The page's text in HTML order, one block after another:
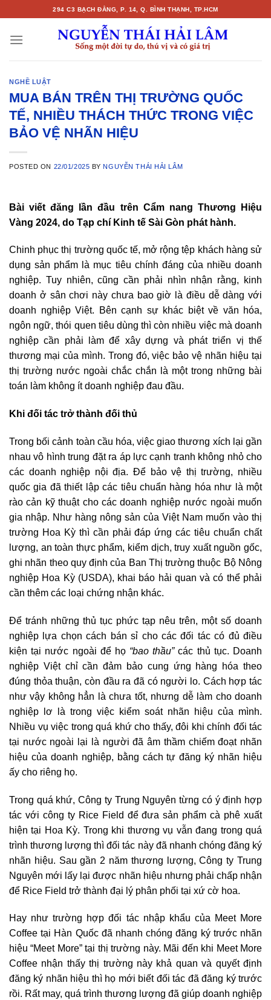
content
294 C3 BẠCH ĐẰNG, P. 14, Q. BÌNH THẠNH, TP.HCM
NGHỀ LUẬT
MUA BÁN TRÊN THỊ TRƯỜNG QUỐC
TẾ, NHIỀU THÁCH THỨC TRONG VIỆC
BẢO VỆ NHÃN HIỆU
POSTED ON 22/01/2025 BYNGUYỄN THÁI HẢI LÂM
Bài viết đăng lần đầu trên Cẩm nang Thương Hiệu
Vàng 2024, do Tạp chí Kinh tế Sài Gòn phát hành.
Chinh phục thị trường quốc tế, mở rộng tệp khách hàng sử
dụng sản phẩm là mục tiêu chính đáng của nhiều doanh
nghiệp. Tuy nhiên, cũng cần phải nhìn nhận rằng, kinh
doanh ở sân chơi này chưa bao giờ là điều dễ dàng với
doanh nghiệp Việt. Bên cạnh sự khác biệt về văn hóa,
ngôn ngữ, thói quen tiêu dùng thì còn nhiều việc mà doanh
nghiệp cần phải làm để xây dựng và phát triển vị thế
thương mại của mình. Trong đó, việc bảo vệ nhãn hiệu tại
thị trường nước ngoài chắc chắn là một trong những bài
toán làm không ít doanh nghiệp đau đầu.
Khi đối tác trở thành đối thủ
Trong bối cảnh toàn cầu hóa, việc giao thương xích lại gần
nhau vô hình trung đặt ra áp lực cạnh tranh không nhỏ cho
các doanh nghiệp nội địa. Để bảo vệ thị trường, nhiều
quốc gia đã thiết lập các tiêu chuẩn hàng hóa như là một
rào cản kỹ thuật cho các doanh nghiệp nước ngoài muốn
gia nhập. Như hàng nông sản của Việt Nam muốn vào thị
trường Hoa Kỳ thì cần phải đáp ứng các tiêu chuẩn chất
lượng, an toàn thực phẩm, kiểm dịch, truy xuất nguồn gốc,
ghi nhãn theo quy định của Ban Thị trường thuộc Bộ Nông
nghiệp Hoa Kỳ (USDA), khai báo hải quan và có thể phải
cần thêm các loại chứng nhận khác.
Để tránh những thủ tục phức tạp nêu trên, một số doanh
nghiệp lựa chọn cách bán sỉ cho các đối tác có đủ điều
kiện tại nước ngoài để họ “bao thầu”các thủ tục. Doanh
nghiệp Việt chỉ cần đảm bảo cung ứng hàng hóa theo
đúng thỏa thuận, còn đầu ra đã có người lo. Cách hợp tác
như vậy không hẳn là chưa tốt, nhưng dễ làm cho doanh
nghiệp lơ là trong việc kiểm soát nhãn hiệu của mình.
Nhiều vụ việc trong quá khứ cho thấy, đôi khi chính đối tác
tại nước ngoài lại là người đã âm thầm chiếm đoạt nhãn
hiệu của doanh nghiệp, bằng cách tự đăng ký nhãn hiệu
ấy cho riêng họ.
Trong quá khứ, Công ty Trung Nguyên từng có ý định hợp
tác với công ty Rice Field để đưa sản phẩm cà phê xuất
hiện tại Hoa Kỳ. Trong khi thương vụ vẫn đang trong quá
trình thương lượng thì đối tác này đã nhanh chóng đăng ký
nhãn hiệu. Sau gần 2 năm thương lượng, Công ty Trung
Nguyên mới lấy lại được nhãn hiệu nhưng phải chấp nhận
để Rice Field trở thành đại lý phân phối tại xứ cờ hoa.
Hay như trường hợp đối tác nhập khẩu của Meet More
Coffee tại Hàn Quốc đã nhanh chóng đăng ký trước nhãn
hiệu “Meet More” tại thị trường này. Mãi đến khi Meet More
Coffee nhận thấy thị trường này khả quan và quyết định
đăng ký nhãn hiệu thì họ mới biết đối tác đã đăng ký trước
rồi. Rất may, quá trình thương lượng đã giúp doanh nghiệp